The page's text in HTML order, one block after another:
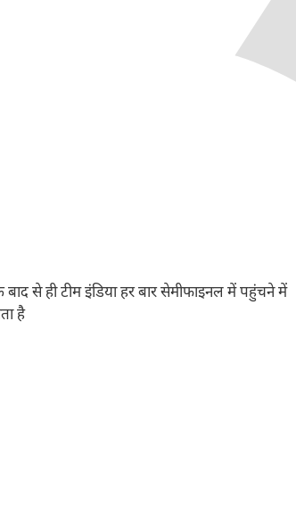
से ही टीम इंडिया हर बार सेमीफाइनल में पहुंचने में
है